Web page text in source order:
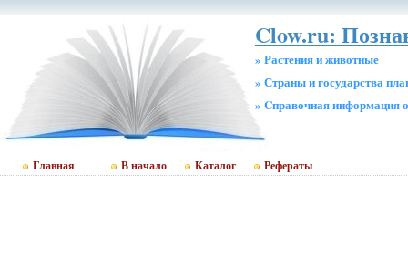
Clow.ru:
» Растения и животные
» Страны и государства
» Cправочная информация
Главная В начало Каталог Рефераты